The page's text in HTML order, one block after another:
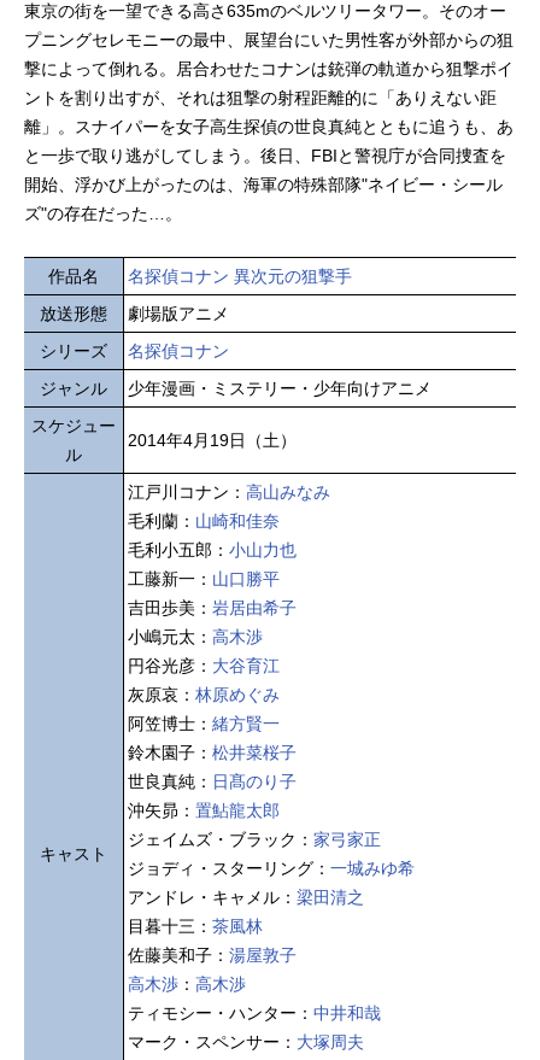
東京の街を一望できる高さ635mのベルツリータワー。そのオー
プニングセレモニーの最中、展望台にいた男性客が外部からの狙
撃によって倒れる。居合わせたコナンは銃弾の軌道から狙撃ポイ
ントを割り出すが、それは狙撃の射程距離的に「ありえない距
離」。スナイパーを女子高生探偵の世良真純とともに追うも、あ
と一歩で取り逃がしてしまう。後日、FBIと警視庁が合同捜査を
開始、浮かび上がったのは、海軍の特殊部隊"ネイビー・シール
ズ"の存在だった…。
作品名
名探偵コナン 異次元の狙撃手
放送形態
劇場版アニメ
シリーズ
名探偵コナン
ジャンル
少年漫画・ミステリー・少年向けアニメ
スケジュー
ル
2014年4月19日（土）
キャスト
江戸川コナン： 高山みなみ
毛利蘭： 山崎和佳奈
毛利小五郎： 小山力也
工藤新一： 山口勝平
吉田歩美： 岩居由希子
小嶋元太： 高木渉
円谷光彦： 大谷育江
灰原哀： 林原めぐみ
阿笠博士： 緒方賢一
鈴木園子： 松井菜桜子
世良真純： 日髙のり子
沖矢昴： 置鮎龍太郎
ジェイムズ・ブラック： 家弓家正
ジョディ・スターリング： 一城みゆ希
アンドレ・キャメル： 梁田清之
目暮十三： 茶風林
佐藤美和子： 湯屋敦子
高木渉 ： 高木渉
ティモシー・ハンター： 中井和哉
マーク・スペンサー： 大塚周夫